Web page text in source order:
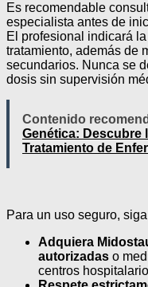
Es recomendable
especialista antes de
El profesional indicará
tratamiento, además de
secundarios. Nunca se
dosis sin supervisión
Contenido
Genética: Descubre
Tratamiento de
Para un uso seguro,
Adquiera
autorizadas o
centros